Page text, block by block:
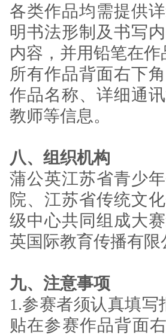
各类作品均需提供
明书法形制及书写
内容，并用铅笔在
所有作品背面右下
作品名称、详细通
教师等信息。
八、组织机构
蒲公英江苏省青少
院、江苏省传统文
级中心共同组成大
英国际教育传播有
九、注意事项
1.参赛者须认真填
贴在参赛作品背面